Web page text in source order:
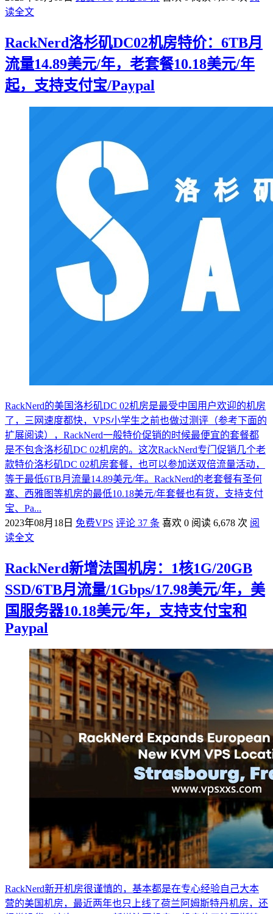
读全文
RackNerd洛杉矶DC02机房特价：6TB月
流量14.89美元/年，老套餐10.18美元/年
起，支持支付宝/Paypal
RackNerd的美国洛杉矶DC 02机房是最受中国用户欢迎的机房
了，三网速度都快，VPS小学生之前也做过测评（参考下面的
扩展阅读），RackNerd一般特价促销的时候最便宜的套餐都
是不包含洛杉矶DC 02机房的。这次RackNerd专门促销几个老
款特价洛杉矶DC 02机房套餐，也可以参加送双倍流量活动，
等于最低6TB月流量14.89美元/年。RackNerd的老套餐有圣何
塞、西雅图等机房的最低10.18美元/年套餐也有货，支持支付
宝、Pa...
2023年08月18日 免费VPS 评论 37 条 喜欢 0 阅读 6,678 次 阅
读全文
RackNerd新增法国机房：1核1G/20GB
SSD/6TB月流量/1Gbps/17.98美元/年，美
国服务器10.18美元/年，支持支付宝和
Paypal
RackNerd新开机房很谨慎的，基本都是在专心经验自己大本
营的美国机房，最近两年也只上线了荷兰阿姆斯特丹机房，还